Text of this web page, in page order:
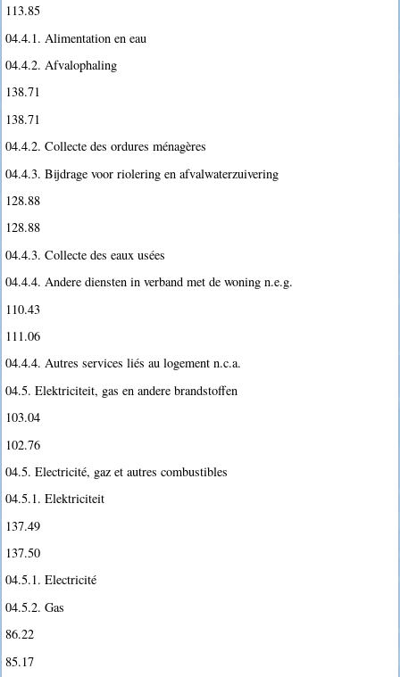
113.85
04.4.1. Alimentation en eau
04.4.2. Afvalophaling
138.71
138.71
04.4.2. Collecte des ordures ménagères
04.4.3. Bijdrage voor riolering en afvalwaterzuivering
128.88
128.88
04.4.3. Collecte des eaux usées
04.4.4. Andere diensten in verband met de woning n.e.g.
110.43
111.06
04.4.4. Autres services liés au logement n.c.a.
04.5. Elektriciteit, gas en andere brandstoffen
103.04
102.76
04.5. Electricité, gaz et autres combustibles
04.5.1. Elektriciteit
137.49
137.50
04.5.1. Electricité
04.5.2. Gas
86.22
85.17